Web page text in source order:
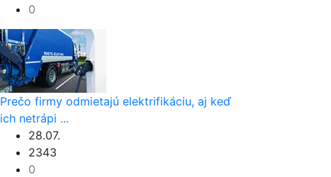
0
Prečo firmy odmietajú elektrifikáciu, aj keď
ich netrápi ...
28.07.
2343
0